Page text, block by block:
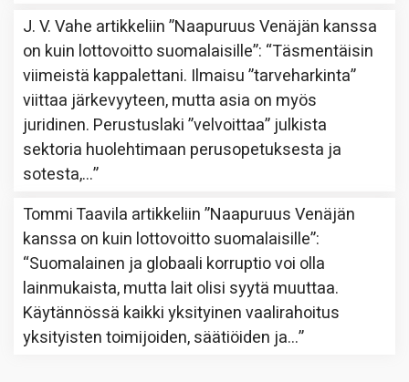
J. V. Vahe artikkeliin”Naapuruus Venäjän kanssa
on kuin lottovoitto suomalaisille”: “Täsmentäisin
viimeistä kappalettani. Ilmaisu ”tarveharkinta”
viittaa järkevyyteen, mutta asia on myös
juridinen. Perustuslaki ”velvoittaa” julkista
sektoria huolehtimaan perusopetuksesta ja
sotesta,…”
Tommi Taavila artikkeliin”Naapuruus Venäjän
kanssa on kuin lottovoitto suomalaisille”:
“Suomalainen ja globaali korruptio voi olla
lainmukaista, mutta lait olisi syytä muuttaa.
Käytännössä kaikki yksityinen vaalirahoitus
yksityisten toimijoiden, säätiöiden ja…”